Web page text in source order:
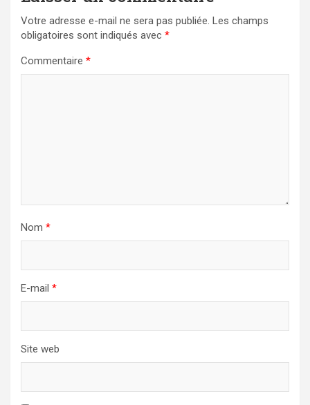
Votre adresse e-mail ne sera pas publiée. Les champs
obligatoires sont indiqués avec *
Commentaire *
Nom *
E-mail *
Site web